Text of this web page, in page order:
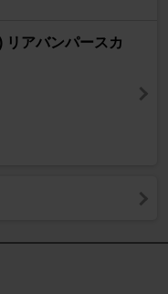
リアバンパースカ